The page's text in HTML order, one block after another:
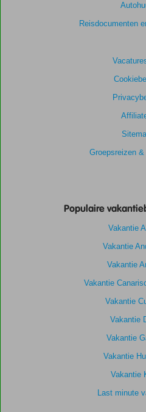
Reisdocumenten
Groepsreizen
Populaire
Vakantie
Vakantie
Vakantie
Vakantie
Vakantie
Vakantie
Vakantie
Vakantie
Vakantie
Last minute